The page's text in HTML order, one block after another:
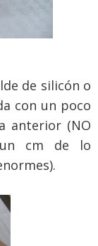
de silicón o
con un poco
anterior (NO
un cm de lo